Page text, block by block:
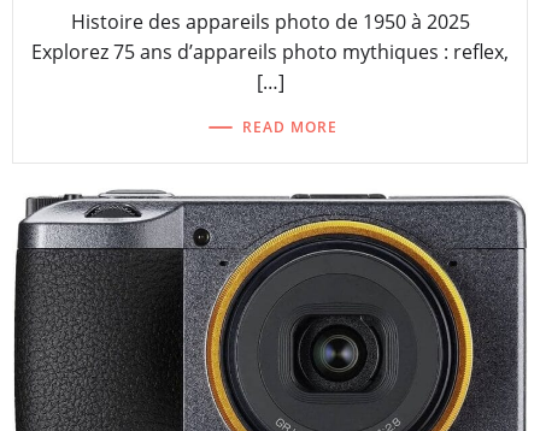
Histoire des appareils photo de 1950 à 2025
Explorez 75 ans d’appareils photo mythiques : reflex,
[…]
READ MORE